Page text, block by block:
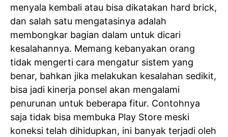
menyala kembali atau bisa dikatakan hard brick,
dan salah satu mengatasinya adalah
membongkar bagian dalam untuk dicari
kesalahannya. Memang kebanyakan orang
tidak mengerti cara mengatur sistem yang
benar, bahkan jika melakukan kesalahan sedikit,
bisa jadi kinerja ponsel akan mengalami
penurunan untuk beberapa fitur. Contohnya
saja tidak bisa membuka Play Store meski
koneksi telah dihidupkan, ini banyak terjadi oleh